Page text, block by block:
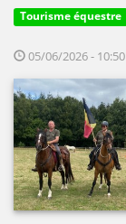
Tourisme équestre
05/06/2026 - 10:50